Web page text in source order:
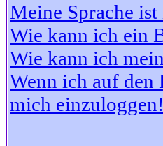
Meine Sprache
Wie kann ich ein
Wie kann ich
Wenn ich auf
mich einzuloggen!